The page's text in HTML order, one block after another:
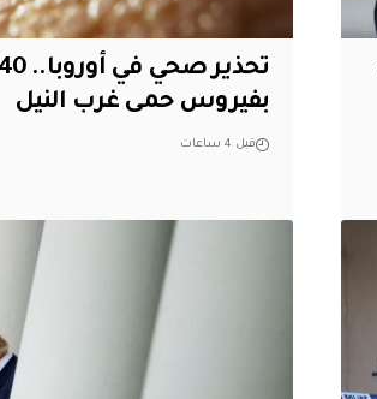
بفيروس حمى غرب النيل
قبل 4 ساعات